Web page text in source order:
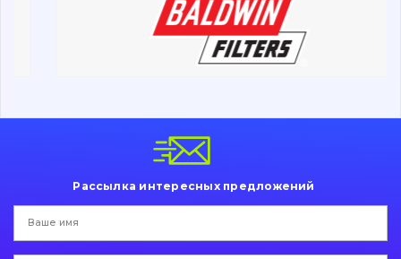
Рассылка интересных предложений